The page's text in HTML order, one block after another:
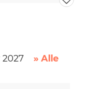
» Alle